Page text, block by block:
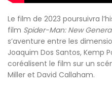
Le film de 2023 poursuivra
film Spider-Man: New
s’aventure entre les
Joaquim Dos Santos, Kemp
coréalisent le film sur un
Miller et David Callaham.